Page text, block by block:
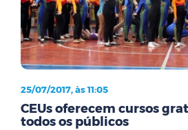
25/07/2017, às 11:05
CEUs oferecem cursos
todos os públicos